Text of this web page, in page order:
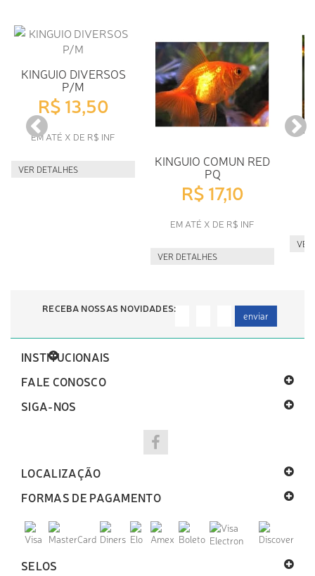
KINGUIO DIVERSOS
P/M
R$ 13,50
EM ATÉ X DE R$ INF
VER DETALHES
KINGUIO COMUN RED
PQ
R$ 17,10
EM ATÉ X DE R$ INF
VER DETALHES
VER
RECEBA NOSSAS NOVIDADES:
enviar
INSTITUCIONAIS
FALE CONOSCO
SIGA-NOS
LOCALIZAÇÃO
FORMAS DE PAGAMENTO
SELOS